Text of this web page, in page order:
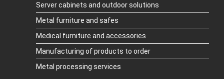
Server cabinets and outdoor solutions
Metal furniture and safes
Medical furniture and accessories
Manufacturing of products to order
Metal processing services